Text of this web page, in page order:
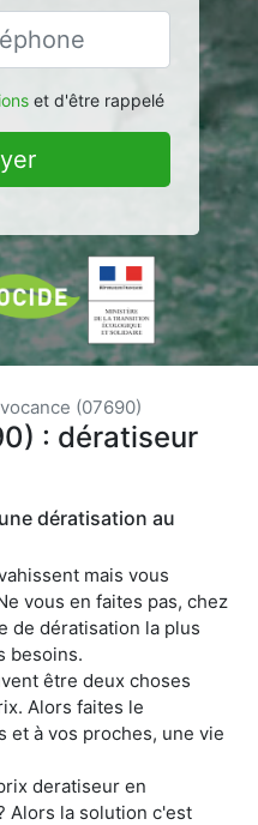
et d'être rappelé
(07690)
: dératiseur
dératisation au
mais vous
vous en faites pas, chez
de dératisation la plus
besoins.
être deux choses
Alors faites le
et à vos proches, une vie
deratiseur en
Alors la solution c'est